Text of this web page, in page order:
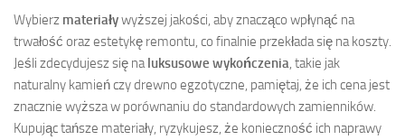
Wybierz materiaływyższej jakości, aby znacząco wpłynąć na
trwałość oraz estetykę remontu, co finalnie przekłada się na koszty.
Jeśli zdecydujesz się na luksusowe wykończenia , takie jak
naturalny kamień czy drewno egzotyczne, pamiętaj, że ich cena jest
znacznie wyższa w porównaniu do standardowych zamienników.
Kupując tańsze materiały, ryzykujesz, że konieczność ich naprawy